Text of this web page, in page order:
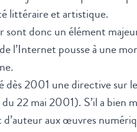
littéraire et artistique.
sont donc un élément
l’Internet pousse à une
2001 une directive sur
22 mai 2001). S’il a bien
aux œuvres